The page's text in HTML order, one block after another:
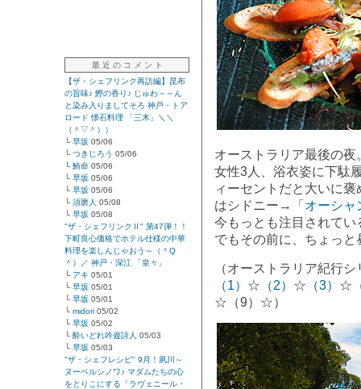
最 近 の コ メ ン ト
【ザ・シェフリンク再訪編】昆布
の旨味♪ 鰹の香り♪ じゅわ～～ん
と染み入りましてそろ 神戸・トア
ロード 懐石料理 「三木」＼＼
（＾▽＾））
└ 早坂 05/06
└ つきじろう 05/06
└ 鮪命 05/06
└ 早坂 05/06
└ 早坂 05/06
└ 須磨人 05/08
└ 早坂 05/08
"ザ・シェフリンクⅡ" 第47弾！！
下町良心価格でホテル仕様の中華
料理を楽しんじゃおう～（＾Q
＾）／ 神戸・深江 「皇々」
└ アキ 05/01
└ 早坂 05/01
└ 早坂 05/01
└ midori 05/02
└ 早坂 05/02
└ 酔いどれ吟遊詩人 05/03
└ 早坂 05/03
"ザ・シェフレシピ" 9月！夙川～
ヌーベルシノワ♪ マダムたちの心
をとりこにする「ラヴェニール・
オーストラリア最後の
女性3人、浴衣姿に下駄
ィーセントだと大いに
はシドニー→「 オーシャ
今もっとも注目されて
でもその前に、ちょっ
（オーストラリア紀行
（1） ☆ （2） ☆ （3） ☆
☆（9）☆）